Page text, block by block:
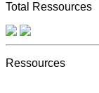
Total Ressources
Ressources